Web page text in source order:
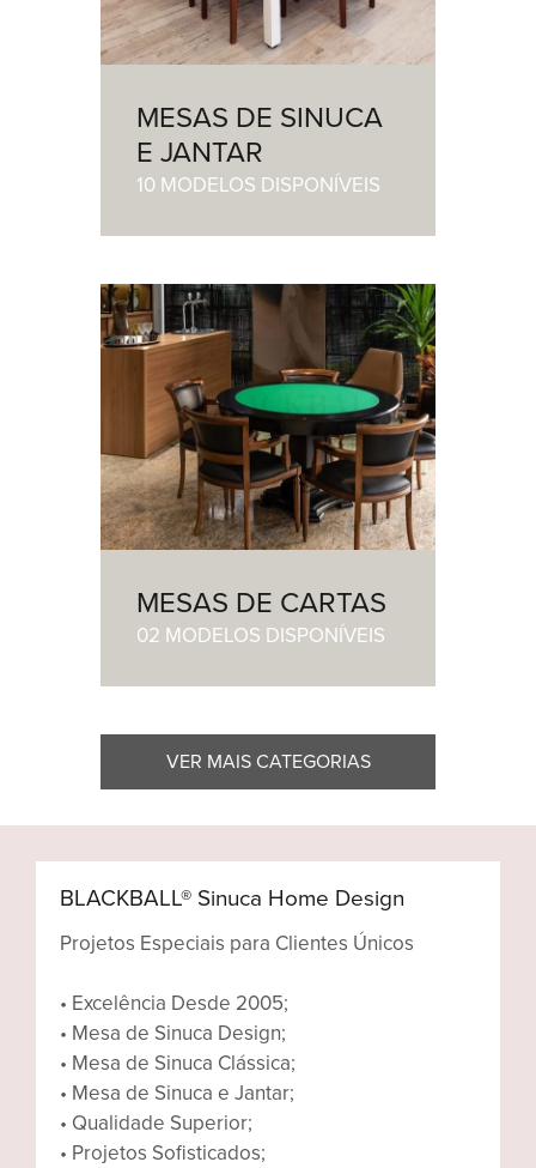
MESAS DE SINUCA
E JANTAR
10 MODELOS DISPONÍVEIS
MESAS DE CARTAS
02 MODELOS DISPONÍVEIS
VER MAIS CATEGORIAS
BLACKBALL® Sinuca Home Design
Projetos Especiais para Clientes Únicos
• Excelência Desde 2005;
• Mesa de Sinuca Design;
• Mesa de Sinuca Clássica;
• Mesa de Sinuca e Jantar;
• Qualidade Superior;
• Projetos Sofisticados;